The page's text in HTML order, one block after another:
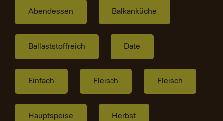
Abendessen Balkanküche
Ballaststoffreich Date
Einfach Fleisch Fleisch
Hauptspeise Herbst